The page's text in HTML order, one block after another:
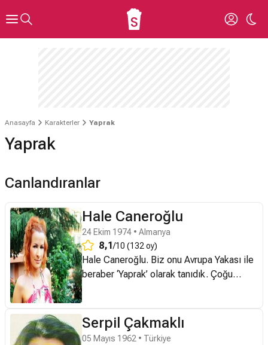
Anasayfa Karakterler Yaprak
Yaprak
Canlandıranlar
Hale Caneroğlu
24 Ekim 1974 • Almanya
8,1/10 (132 oy)
Hale Caneroğlu. Biz onu Avrupa Yakası ile
beraber ‘Yaprak’ olarak tanıdık. Çoğu
Serpil Çakmaklı
05 Mayıs 1962 • Türkiye